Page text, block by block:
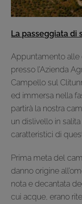
La passeggiata di
Appuntamento alle
presso l’Azienda
Campello sul
ed immersa nella
partirà la nostra
un dislivello in
caratteristici di
Prima meta del
danno origine
nota e decantata
cui acque, erano